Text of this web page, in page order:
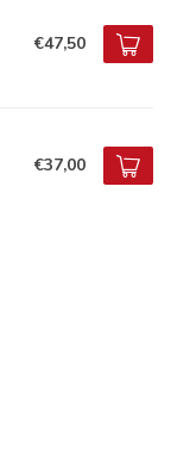
€47,50
€37,00